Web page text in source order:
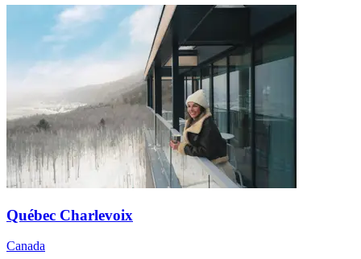
Québec Charlevoix
Canada